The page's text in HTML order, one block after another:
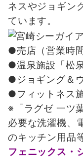
ネスやジョギン
ています。
●売店（営業時
●温泉施設「松泉
●ジョギング＆
●フィットネス
※「ラグゼ 一ツ
必要な洗濯機、
のキッチン用品
フェニックス・